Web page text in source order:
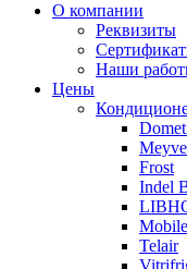
вверх
О компании
Реквизиты
Наши
Цены
Frost
Indel
Telair